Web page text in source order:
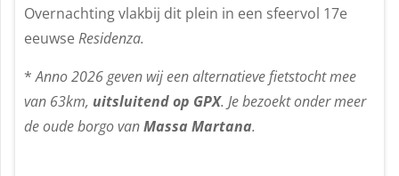
Overnachting vlakbij dit plein in een sfeervol 17e
eeuwseResidenza.
*Anno 2026 geven wij een alternatieve fietstocht mee
van 63km, uitsluitend op GPX. Je bezoekt onder meer
de oude borgo vanMassa Martana.